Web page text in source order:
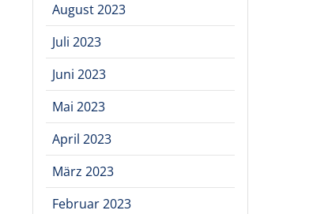
August 2023
Juli 2023
Juni 2023
Mai 2023
April 2023
März 2023
Februar 2023